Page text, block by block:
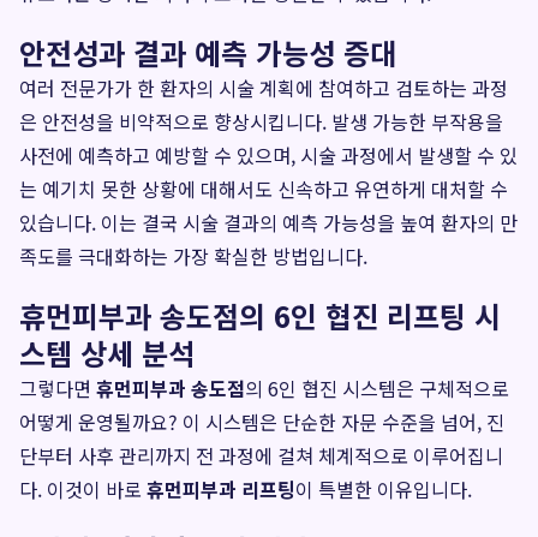
안전성과 결과 예측 가능성 증대
여러 전문가가 한 환자의 시술 계획에 참여하고 검토하는 과정
은 안전성을 비약적으로 향상시킵니다. 발생 가능한 부작용을
사전에 예측하고 예방할 수 있으며, 시술 과정에서 발생할 수 있
는 예기치 못한 상황에 대해서도 신속하고 유연하게 대처할 수
있습니다. 이는 결국 시술 결과의 예측 가능성을 높여 환자의 만
족도를 극대화하는 가장 확실한 방법입니다.
휴먼피부과 송도점의 6인 협진 리프팅 시
스템 상세 분석
그렇다면 휴먼피부과 송도점의 6인 협진 시스템은 구체적으로
어떻게 운영될까요? 이 시스템은 단순한 자문 수준을 넘어, 진
단부터 사후 관리까지 전 과정에 걸쳐 체계적으로 이루어집니
다. 이것이 바로 휴먼피부과 리프팅이 특별한 이유입니다.